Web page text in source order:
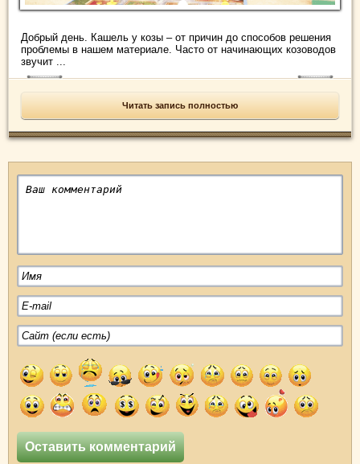
Добрый день. Кашель у козы – от причин до способов решения
проблемы в нашем материале. Часто от начинающих козоводов
звучит ...
Читать запись полностью